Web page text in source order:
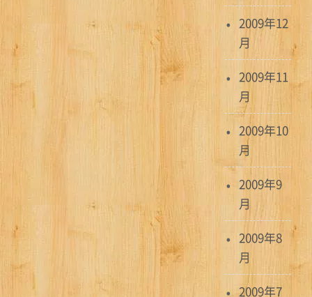
2009年12
月
2009年11
月
2009年10
月
2009年9
月
2009年8
月
2009年7